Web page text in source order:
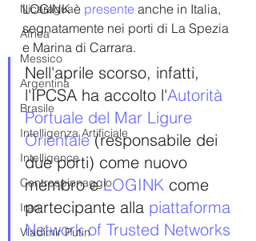
Nicaragua
Africa
Messico
Argentina
Brasile
Intelligenza Artificiale
Intelligence
Controspionaggio
Iran
Vladimir Putin
LOGINK è presente anche in Italia,
segnatamente nei porti di La Spezia
e Marina di Carrara.
Nell'aprile scorso, infatti,
l'IPCSA ha accolto l'Autorità
Portuale del Mar Ligure
Orientale (responsabile dei
due porti) come nuovo
membro e LOGINK come
partecipante alla piattaforma
Network of Trusted Networks